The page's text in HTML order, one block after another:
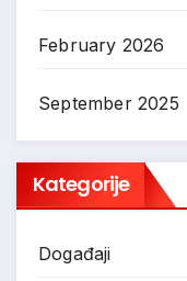
February 2026
September 2025
Kategorije
Događaji